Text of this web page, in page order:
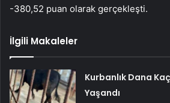
-380,52 puan olarak gerçekleşti.
İlgili Makaleler
Kurbanlık Dana
Yaşandı